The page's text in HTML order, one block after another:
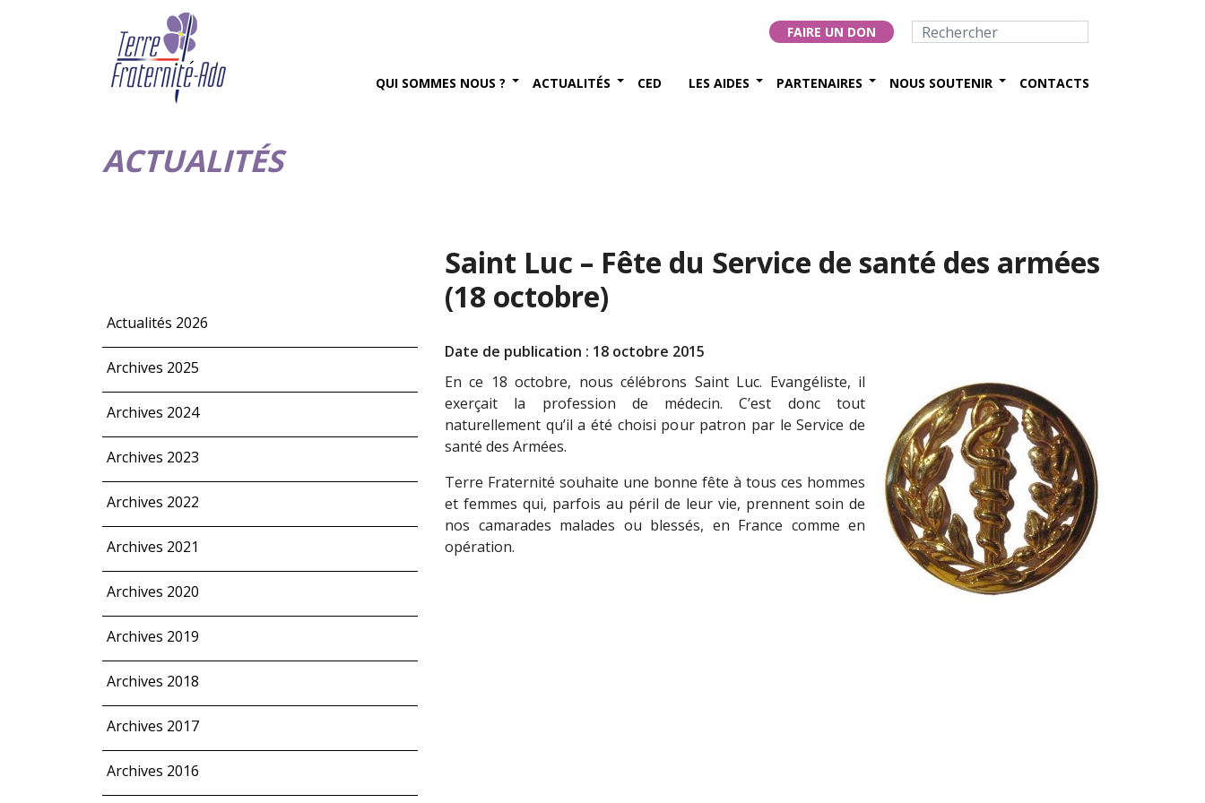
FAIRE UN DON
QUI SOMMES NOUS ? ACTUALITÉS CED LES AIDES PARTENAIRES NOUS SOUTENIR CONTACTS
ACTUALITÉS
Actualités 2026
Archives 2025
Archives 2024
Archives 2023
Archives 2022
Archives 2021
Archives 2020
Archives 2019
Archives 2018
Archives 2017
Archives 2016
Saint Luc – Fête du Service de santé des armées
(18 octobre)
Date de publication : 18 octobre 2015
En ce 18 octobre, nous célébrons Saint Luc. Evangéliste, il
exerçait la profession de médecin. C’est donc tout
naturellement qu’il a été choisi pour patron par le Service de
santé des Armées.
Terre Fraternité souhaite une bonne fête à tous ces hommes
et femmes qui, parfois au péril de leur vie, prennent soin de
nos camarades malades ou blessés, en France comme en
opération.